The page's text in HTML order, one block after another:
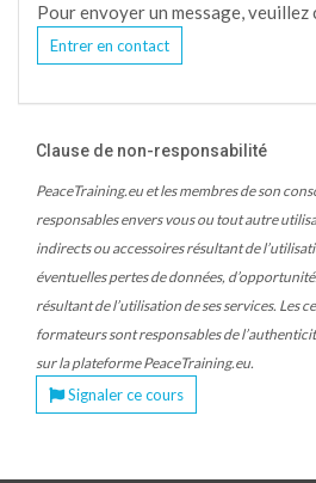
Pour envoyer un message,
Entrer en contact
Clause de non-responsabilité
PeaceTraining.eu et les membres de son
responsables envers vous ou tout autre
indirects ou accessoires résultant de
éventuelles pertes de données,
résultant de l’utilisation de ses services. Les
formateurs sont responsables de
sur la plateforme PeaceTraining.eu.
Signaler ce cours